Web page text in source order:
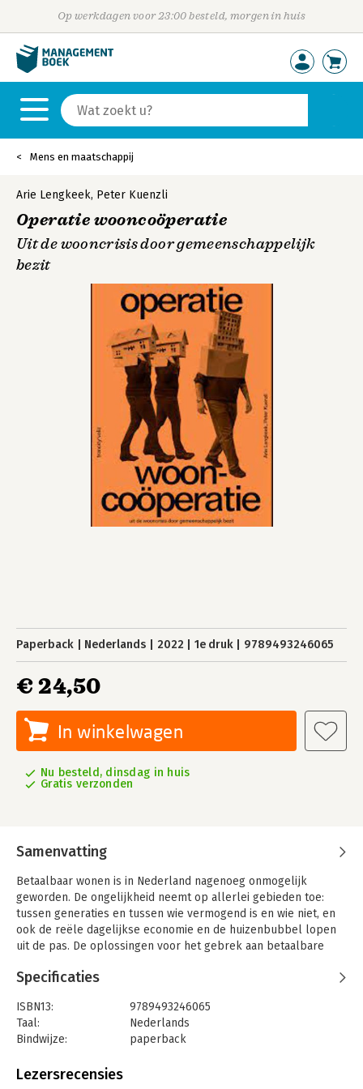
Op werkdagen voor 23:00 besteld, morgen in huis
Mens en maatschappij
Arie Lengkeek, Peter Kuenzli
Operatie wooncoöperatie
Uit de wooncrisis door gemeenschappelijk
bezit
Paperback Nederlands 2022 1e druk 9789493246065
€ 24,50
In winkelwagen
Nu besteld, dinsdag in huis
Gratis verzonden
Samenvatting
Betaalbaar wonen is in Nederland nagenoeg onmogelijk
geworden. De ongelijkheid neemt op allerlei gebieden toe:
tussen generaties en tussen wie vermogend is en wie niet, en
ook de reële dagelijkse economie en de huizenbubbel lopen
uit de pas. De oplossingen voor het gebrek aan betaalbare
symptomen aan, maar bieden geen structurele vernieuwing.
Dit boek stelt de gemeenschapseconomie centraal en
positioneert de ‘wooncoöperatie’ als een derde alternatief
tussen huur en koop. Niet de individuele vraag ‘hoe wil ik
willen wij samenleven?’ is daarin leidend. Wonen is een
Specificaties
ISBN13:
9789493246065
Taal:
Nederlands
Bindwijze:
paperback
Uitgever:
Lezersrecensies